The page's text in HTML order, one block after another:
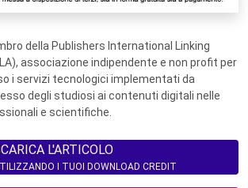
della Publishers International Linking
associazione indipendente e non profit per
i servizi tecnologici implementati da
degli studiosi ai contenuti digitali nelle
e scientifiche.
L'ARTICOLO
I TUOI DOWNLOAD CREDIT